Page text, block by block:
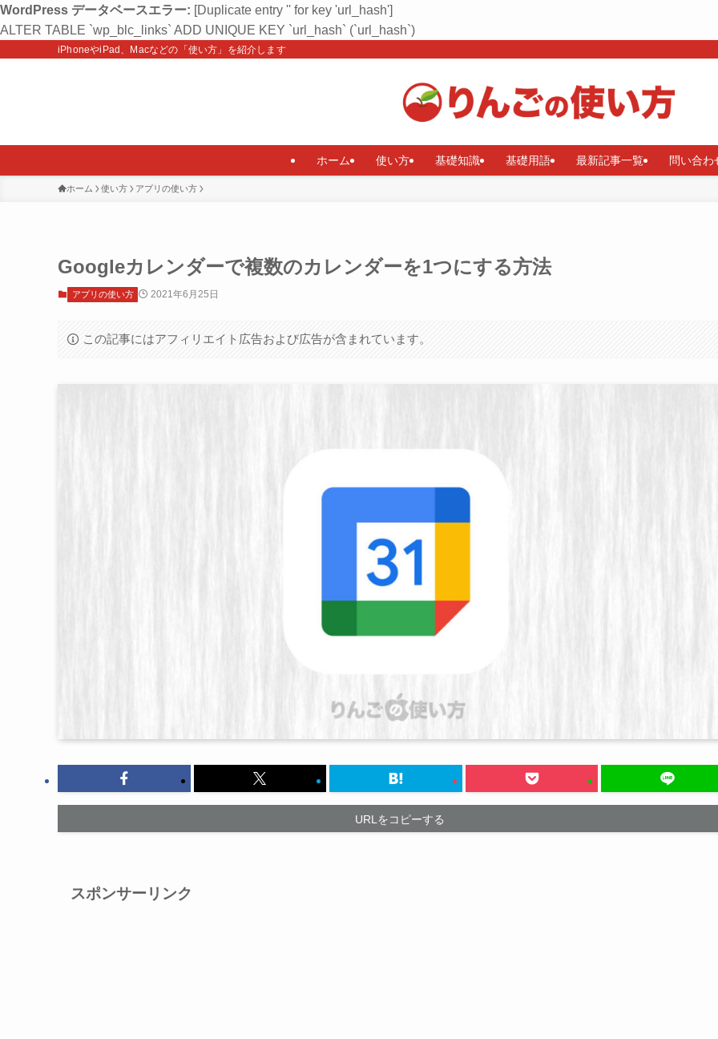
WordPress データベースエラー: [Duplicate entry '' for key 'url_hash']
ALTER TABLE `wp_blc_links` ADD UNIQUE KEY `url_hash` (`url_hash`)
iPhoneやiPad、Macなどの「使い方」を紹介します
ホーム 使い方 基礎知識 基礎用語 最新記事一覧 問い合わ
ホーム 使い方 アプリの使い方
Googleカレンダーで複数のカレンダーを1つにする方法
アプリの使い方 2021年6月25日
この記事にはアフィリエイト広告および広告が含まれています。
URLをコピーする
スポンサーリンク